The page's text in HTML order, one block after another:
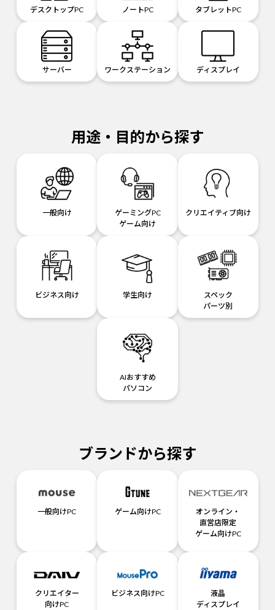
デスクトップPC ノートPC タブレットPC
サーバー ワークステーション ディスプレイ
用途・目的から探す
一般向け
ゲーミングPC
ゲーム向け
クリエイティブ向け
ビジネス向け 学生向け
スペック
パーツ別
AIおすすめ
パソコン
ブランドから探す
一般向けPC ゲーム向けPC
オンライン・
直営店限定
ゲーム向けPC
クリエイター
向けPC
ビジネス向けPC
液晶
ディスプレイ